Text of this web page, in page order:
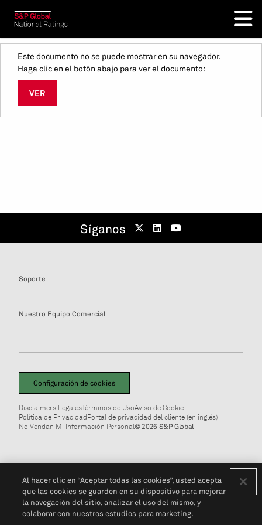
Este documento no se puede mostrar en su navegador.
Haga clic en el botón abajo para ver el documento:
VER
Síganos
Soporte
Nuestro Equipo Comercial
Configuración de cookies
Disclaimers LegalesTérminos de UsoAviso de Cookie
Política de PrivacidadPortal de privacidad del cliente (en inglés)
No Vendan Mi Información Personal© 2026 S&P Global
Al hacer clic en “Aceptar todas las cookies”, usted acepta
que las cookies se guarden en su dispositivo para mejorar
la navegación del sitio, analizar el uso del mismo, y
colaborar con nuestros estudios para marketing.